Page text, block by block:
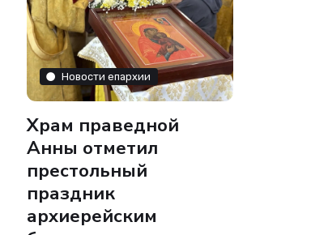
Новости епархии
Храм праведной
Анны отметил
престольный
праздник
архиерейским